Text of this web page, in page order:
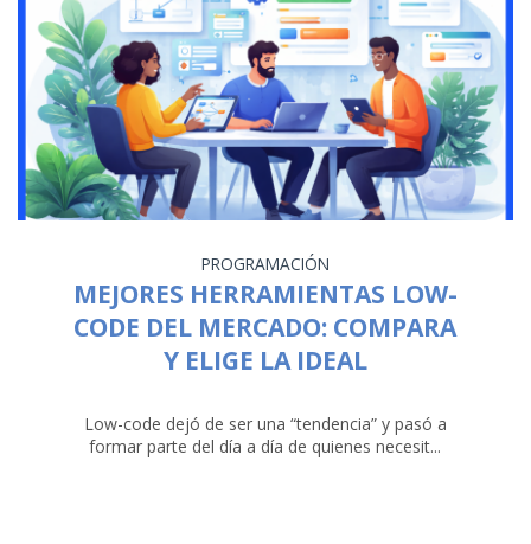
PROGRAMACIÓN
MEJORES HERRAMIENTAS LOW-
CODE DEL MERCADO: COMPARA
Y ELIGE LA IDEAL
Low-code dejó de ser una “tendencia” y pasó a
formar parte del día a día de quienes necesit...